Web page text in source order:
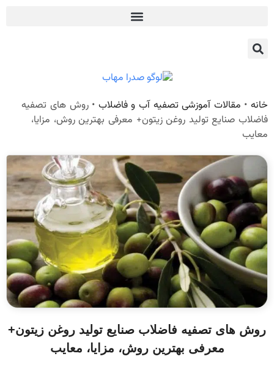
خانه • مقالات آموزشی تصفیه آب و فاضلاب •روش های تصفیه
فاضلاب صنایع تولید روغن زیتون+ معرفی بهترین روش، مزایا،
معایب
روش های تصفیه فاضلاب صنایع تولید روغن زیتون+
معرفی بهترین روش، مزایا، معایب